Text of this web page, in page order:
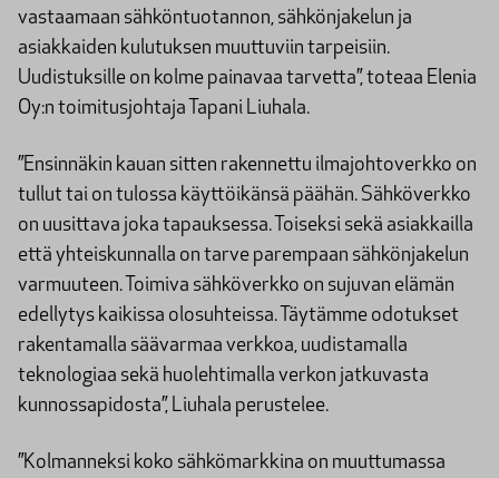
vastaamaan sähköntuotannon, sähkönjakelun ja
asiakkaiden kulutuksen muuttuviin tarpeisiin.
Uudistuksille on kolme painavaa tarvetta”, toteaa Elenia
Oy:n toimitusjohtaja Tapani Liuhala.
”Ensinnäkin kauan sitten rakennettu ilmajohtoverkko on
tullut tai on tulossa käyttöikänsä päähän. Sähköverkko
on uusittava joka tapauksessa. Toiseksi sekä asiakkailla
että yhteiskunnalla on tarve parempaan sähkönjakelun
varmuuteen. Toimiva sähköverkko on sujuvan elämän
edellytys kaikissa olosuhteissa. Täytämme odotukset
rakentamalla säävarmaa verkkoa, uudistamalla
teknologiaa sekä huolehtimalla verkon jatkuvasta
kunnossapidosta”, Liuhala perustelee.
”Kolmanneksi koko sähkömarkkina on muuttumassa